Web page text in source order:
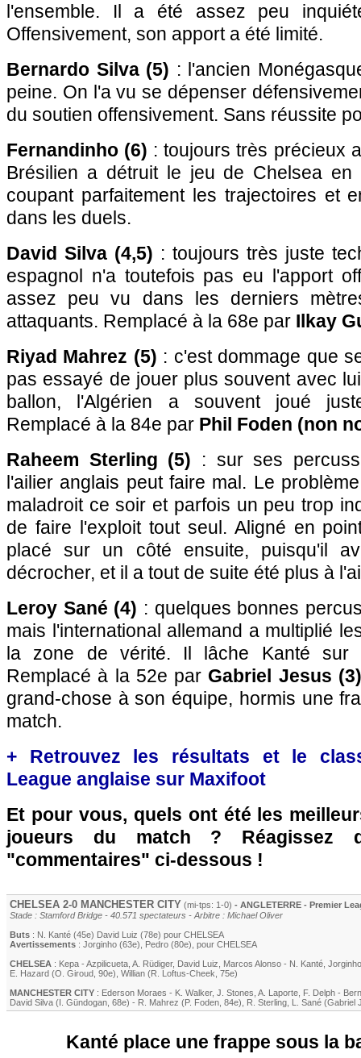
l'ensemble. Il a été assez peu
Offensivement, son apport a été limité.
Bernardo Silva (5) : l'ancien
peine. On l'a vu se dépenser
du soutien offensivement. Sans réussite
Fernandinho (6) : toujours très précieux
Brésilien a détruit le jeu de Chelsea en
coupant parfaitement les trajectoires et
dans les duels.
David Silva (4,5) : toujours très juste
espagnol n'a toutefois pas eu l'apport
assez peu vu dans les derniers
attaquants. Remplacé à la 68e par Ilkay
Riyad Mahrez (5) : c'est dommage que
pas essayé de jouer plus souvent avec
ballon, l'Algérien a souvent joué
Remplacé à la 84e par Phil Foden (non
Raheem Sterling (5) : sur ses
l'ailier anglais peut faire mal. Le
maladroit ce soir et parfois un peu trop
de faire l'exploit tout seul. Aligné en
placé sur un côté ensuite, puisqu'il
décrocher, et il a tout de suite été plus à
Leroy Sané (4) : quelques bonnes
mais l'international allemand a multiplié
la zone de vérité. Il lâche Kanté sur
Remplacé à la 52e par Gabriel Jesus (3)
grand-chose à son équipe, hormis une
match.
+ Retrouvez les résultats et le
League anglaise sur Maxifoot
Et pour vous, quels ont été les
joueurs du match ? Réagissez
"commentaires" ci-dessous !
CHELSEA 2-0 MANCHESTER CITY (mi-tps: 1-0) - ANGLETERRE - Premier
Stade : Stamford Bridge - 40.571 spectateurs - Arbitre : Michael Oliver
Buts : N. Kanté (45e) David Luiz (78e) pour CHELSEA
Avertissements : Jorginho (63e) Pedro (80e) , pour CHELSEA
CHELSEA : Kepa - Azpilicueta A. Rüdiger, David Luiz Marcos Alonso - N. Kanté Jorginho
E. Hazard (O. Giroud , 90e) Willian (R. Loftus-Cheek , 75e)
MANCHESTER CITY : Ederson Moraes - K. Walker, J. Stones A. Laporte F. Delph -
David Silva (I. Gündogan , 68e) - R. Mahrez (P. Foden , 84e) R. Sterling L. Sané (Gabriel
Kanté place une frappe sous la